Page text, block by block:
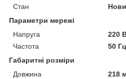
Стан
Параметри мережі
Напруга
220
Частота
50 Гц
Габаритні розміри
Довжина
218